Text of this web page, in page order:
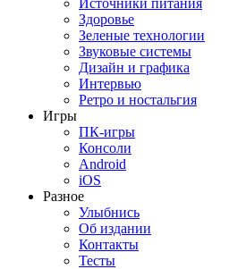
Источники питания
Здоровье
Зеленые технологии
Звуковые системы
Дизайн и графика
Интервью
Ретро и ностальгия
Игры
ПК-игры
Консоли
Android
iOS
Разное
Улыбнись
Об издании
Контакты
Тесты